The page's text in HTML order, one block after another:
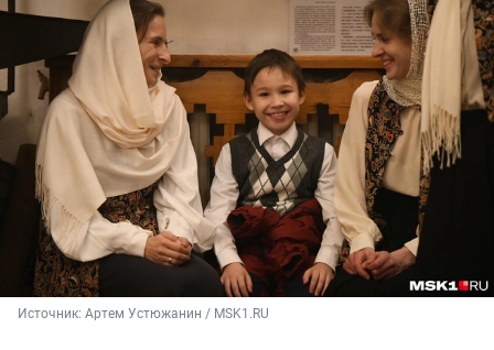
Источник: Артем Устюжанин / MSK1.RU